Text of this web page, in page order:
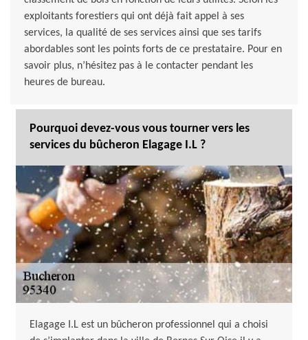
exploitants forestiers qui ont déjà fait appel à ses
services, la qualité de ses services ainsi que ses tarifs
abordables sont les points forts de ce prestataire. Pour en
savoir plus, n’hésitez pas à le contacter pendant les
heures de bureau.
Pourquoi devez-vous vous tourner vers les
services du bûcheron Elagage I.L ?
Elagage I.L est un bûcheron professionnel qui a choisi